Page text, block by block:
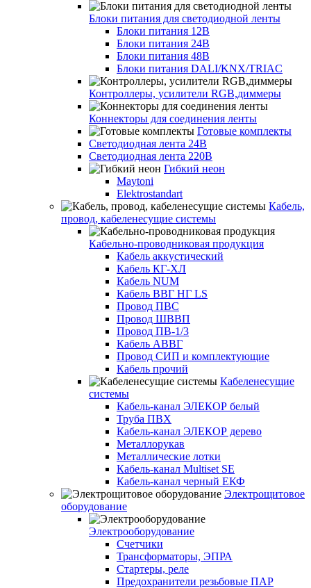
Блоки питания для светодиодной ленты
Блоки питания 12В
Блоки питания 24В
Блоки питания 48В
Блоки питания DALI/KNX/TRIAC
Контроллеры, усилители RGB,диммеры
Коннекторы для соединения ленты
Готовые комплекты
Светодиодная лента 24В
Светодиодная лента 220В
Гибкий неон
Maytoni
Elektrostandart
Кабель,
провод, кабеленесущие системы
Кабельно-проводниковая продукция
Кабель аккустический
Кабель КГ-ХЛ
Кабель NUM
Кабель ВВГ НГ LS
Провод ПВС
Провод ШВВП
Провод ПВ-1/3
Кабель АВВГ
Провод СИП и комплектующие
Кабель прочий
Кабеленесущие
системы
Кабель-канал ЭЛЕКОР белый
Труба ПВХ
Кабель-канал ЭЛЕКОР дерево
Металлорукав
Металлические лотки
Кабель-канал Multiset SE
Кабель-канал черный ЕКФ
Электрощитовое
оборудование
Электрооборудование
Счетчики
Трансформаторы, ЭПРА
Стартеры, реле
Предохранители резьбовые ПАР